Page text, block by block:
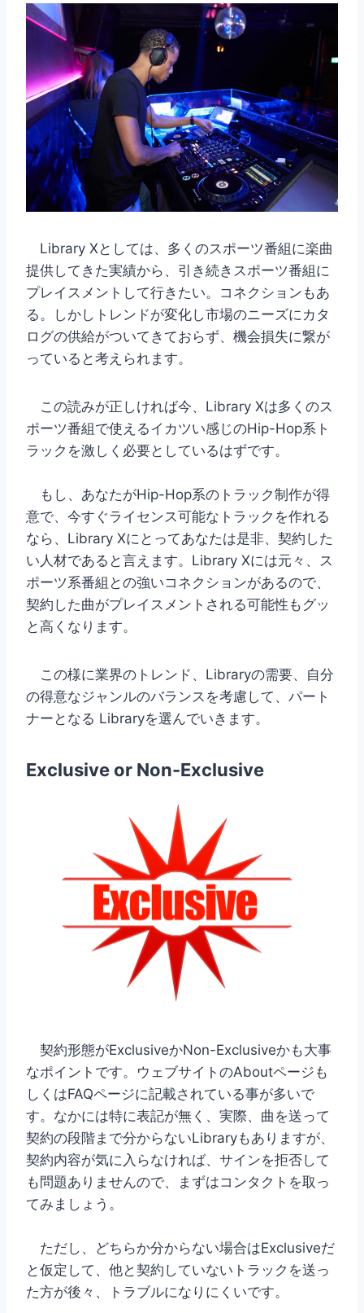
Library Xとしては、多くのスポーツ番組に楽曲
提供してきた実績から、引き続きスポーツ番組に
プレイスメントして行きたい。コネクションもあ
る。しかしトレンドが変化し市場のニーズにカタ
ログの供給がついてきておらず、機会損失に繋が
っていると考えられます。
この読みが正しければ今、Library Xは多くのス
ポーツ番組で使えるイカツい感じのHip-Hop系ト
ラックを激しく必要としているはずです。
もし、あなたがHip-Hop系のトラック制作が得
意で、今すぐライセンス可能なトラックを作れる
なら、Library Xにとってあなたは是非、契約した
い人材であると言えます。Library Xには元々、ス
ポーツ系番組との強いコネクションがあるので、
契約した曲がプレイスメントされる可能性もグッ
と高くなります。
この様に業界のトレンド、Libraryの需要、自分
の得意なジャンルのバランスを考慮して、パート
ナーとなる Libraryを選んでいきます。
Exclusive or Non-Exclusive
契約形態がExclusiveかNon-Exclusiveかも大事
なポイントです。ウェブサイトのAboutページも
しくはFAQページに記載されている事が多いで
す。なかには特に表記が無く、実際、曲を送って
契約の段階まで分からないLibraryもありますが、
契約内容が気に入らなければ、サインを拒否して
も問題ありませんので、まずはコンタクトを取っ
てみましょう。
ただし、どちらか分からない場合はExclusiveだ
と仮定して、他と契約していないトラックを送っ
た方が後々、トラブルになりにくいです。